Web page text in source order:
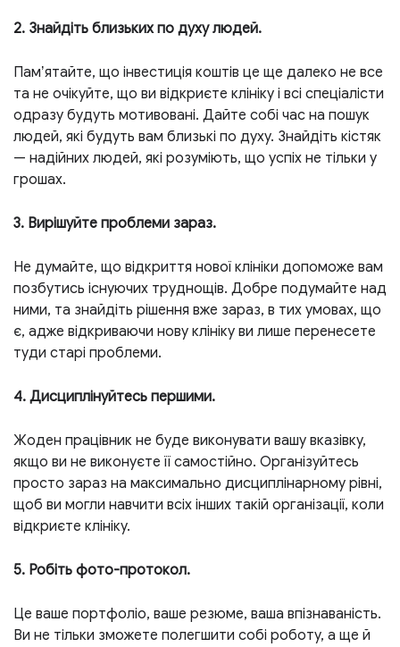
2. Знайдіть близьких по духу людей.
Памʼятайте, що інвестиція коштів це ще далеко не все
та не очікуйте, що ви відкриєте клініку і всі спеціалісти
одразу будуть мотивовані. Дайте собі час на пошук
людей, які будуть вам близькі по духу. Знайдіть кістяк
— надійних людей, які розуміють, що успіх не тільки у
грошах.
3. Вирішуйте проблеми зараз.
Не думайте, що відкриття нової клініки допоможе вам
позбутись існуючих труднощів. Добре подумайте над
ними, та знайдіть рішення вже зараз, в тих умовах, що
є, адже відкриваючи нову клініку ви лише перенесете
туди старі проблеми.
4. Дисциплінуйтесь першими.
Жоден працівник не буде виконувати вашу вказівку,
якщо ви не виконуєте її самостійно. Організуйтесь
просто зараз на максимально дисциплінарному рівні,
щоб ви могли навчити всіх інших такій організації, коли
відкриєте клініку.
5. Робіть фото-протокол.
Це ваше портфоліо, ваше резюме, ваша впізнаваність.
Ви не тільки зможете полегшити собі роботу, а ще й